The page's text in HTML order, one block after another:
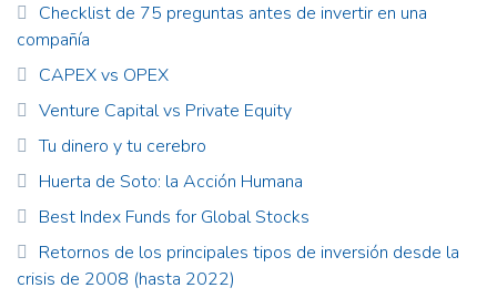
Checklist de 75 preguntas antes de invertir en una
compañía
CAPEX vs OPEX
Venture Capital vs Private Equity
Tu dinero y tu cerebro
Huerta de Soto: la Acción Humana
Best Index Funds for Global Stocks
Retornos de los principales tipos de inversión desde la
crisis de 2008 (hasta 2022)